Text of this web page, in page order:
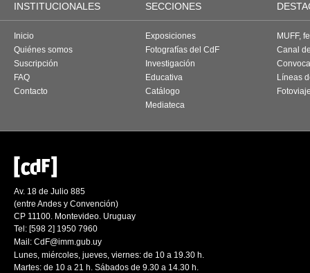
INSTITUCIONALES SECCIONES
Inicio
Quiénes somos
Suscripción
FAQ
Contacto
Exposiciones
Fotografías del CdF
Investigación
Educativa
Catálogo
Mediateca
MUFF,
Canal
Líneas
Av. 18 de Julio 885
(entre Andes y Convención)
CP 11100. Montevideo. Uruguay
Tel: [598 2] 1950 7960
Mail: CdF@imm.gub.uy
Lunes, miércoles, jueves, viernes: de 10 a 19.30 h.
Martes: de 10 a 21 h. Sábados de 9.30 a 14.30 h.